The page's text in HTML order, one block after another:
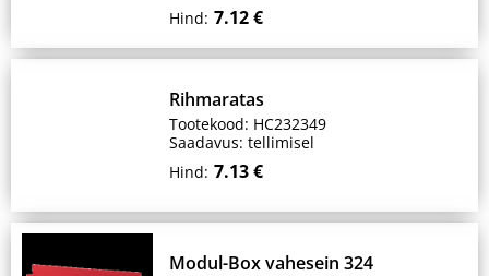
Hind: 7.12 €
Rihmaratas
Tootekood: HC232349
Saadavus: tellimisel
Hind: 7.13 €
Modul-Box vahesein 324